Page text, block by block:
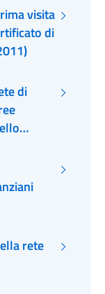
visita
di
di
rete